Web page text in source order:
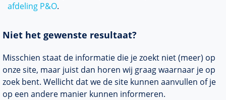
afdeling P&O.
Niet het gewenste resultaat?
Misschien staat de informatie die je zoekt niet (meer) op
onze site, maar juist dan horen wij graag waarnaar je op
zoek bent. Wellicht dat we de site kunnen aanvullen of je
op een andere manier kunnen informeren.